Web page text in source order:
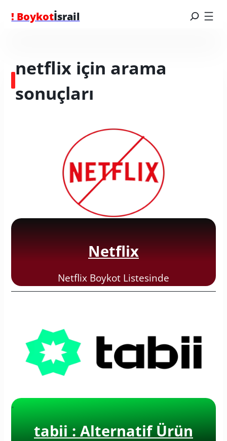
! Boykotİsrail
netflix için arama
sonuçları
·
Netflix
Netflix Boykot Listesinde
·
tabii : Alternatif Ürün